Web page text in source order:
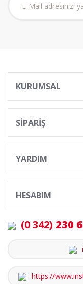
KURUMSAL
SİPARİŞ
YARDIM
HESABIM
(0 342) 230
https://